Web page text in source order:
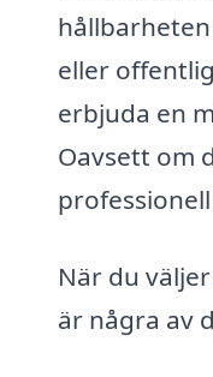
eller
erbjuda en
Oavsett om
När du
är några av